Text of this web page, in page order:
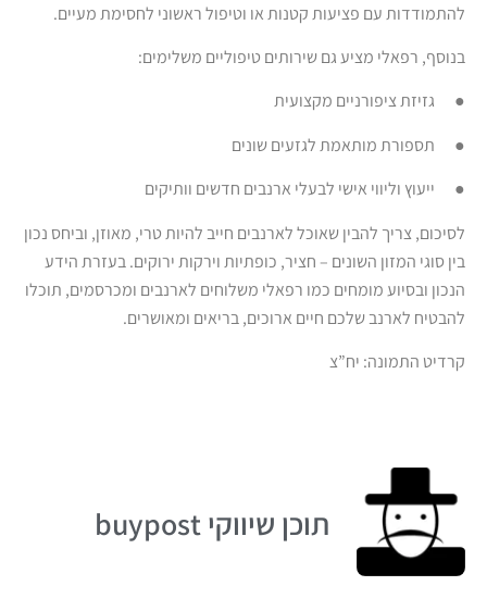
להתמודדות עם פציעות קטנות או וטיפול ראשוני לחסימת מעיים.
בנוסף, רפאלי מציע גם שירותים טיפוליים משלימים:
● גזיזת ציפורניים מקצועית
● תספורת מותאמת לגזעים שונים
● ייעוץ וליווי אישי לבעלי ארנבים חדשים וותיקים
לסיכום, צריך להבין שאוכל לארנבים חייב להיות טרי, מאוזן, וביחס נכון
בין סוגי המזון השונים – חציר, כופתיות וירקות ירוקים. בעזרת הידע
הנכון ובסיוע מומחים כמו רפאלי משלוחים לארנבים ומכרסמים, תוכלו
להבטיח לארנב שלכם חיים ארוכים, בריאים ומאושרים.
קרדיט התמונה: יח”צ
תוכן שיווקי buypost